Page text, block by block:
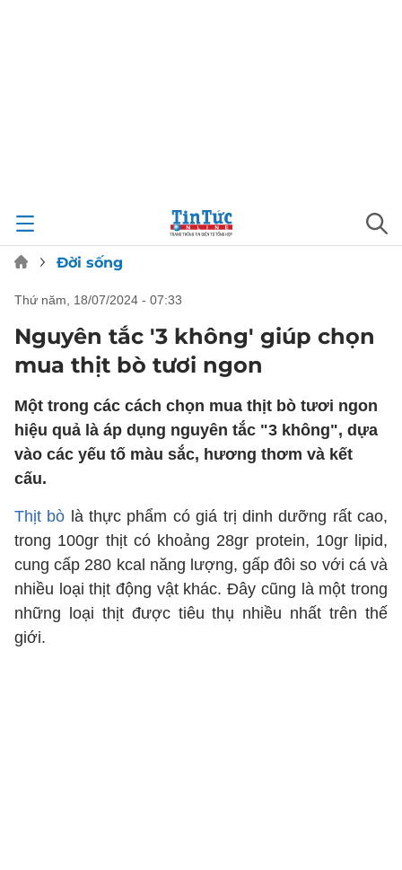
Đời sống
thứ năm, 18/07/2024 - 07:33
Nguyên tắc '3 không' giúp chọn
mua thịt bò tươi ngon
Một trong các cách chọn mua thịt bò tươi ngon
hiệu quả là áp dụng nguyên tắc "3 không", dựa
vào các yếu tố màu sắc, hương thơm và kết
cấu.
Thịt bò là thực phẩm có giá trị dinh dưỡng rất cao,
trong 100gr thịt có khoảng 28gr protein, 10gr lipid,
cung cấp 280 kcal năng lượng, gấp đôi so với cá và
nhiều loại thịt động vật khác. Đây cũng là một trong
những loại thịt được tiêu thụ nhiều nhất trên thế
giới.